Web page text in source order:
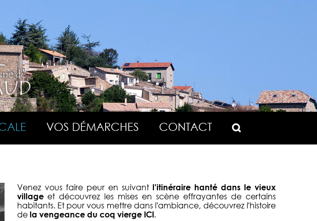
VOS DÉMARCHES CONTACT
Venez vous faire peur en suivant l'itinéraire hanté dans le vieux
villageet découvrez les mises en scène effrayantes de certains
habitants. Et pour vous mettre dans l'ambiance, découvrez l'histoire
de la vengeance du coq vierge ICI.